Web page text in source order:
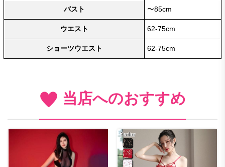
バスト 〜85cm
ウエスト 62-75cm
ショーツウエスト 62-75cm
当店へのおすすめ